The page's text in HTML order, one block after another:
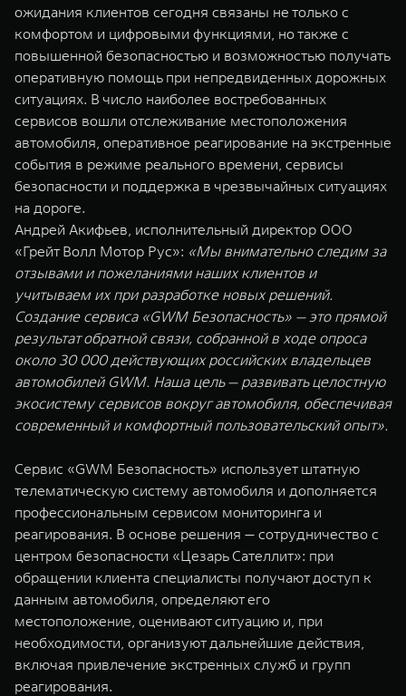
WEY 07
от 6 149 000 ₽
WEY 05
Эстетика
от 5 699
WEY 80
Масштаб возможностей
от 6 449 000 ₽
WEY 80
Масштаб
от 8 099
ожидания клиентов сегодня связаны не только с
комфортом и цифровыми функциями, но также с
повышенной безопасностью и возможностью получать
оперативную помощь при непредвиденных дорожных
ситуациях. В число наиболее востребованных
сервисов вошли отслеживание местоположения
автомобиля, оперативное реагирование на экстренные
события в режиме реального времени, сервисы
безопасности и поддержка в чрезвычайных ситуациях
на дороге.
Андрей Акифьев, исполнительный директор ООО
«Грейт Волл Мотор Рус»: «Мы внимательно следим за
отзывами и пожеланиями наших клиентов и
учитываем их при разработке новых решений.
Создание сервиса «GWM Безопасность» — это прямой
результат обратной связи, собранной в ходе опроса
около 30 000 действующих российских владельцев
автомобилей GWM. Наша цель — развивать целостную
экосистему сервисов вокруг автомобиля, обеспечивая
современный и комфортный пользовательский опыт».
Сервис «GWM Безопасность» использует штатную
телематическую систему автомобиля и дополняется
профессиональным сервисом мониторинга и
реагирования. В основе решения — сотрудничество с
центром безопасности «Цезарь Сателлит»: при
обращении клиента специалисты получают доступ к
данным автомобиля, определяют его
местоположение, оценивают ситуацию и, при
необходимости, организуют дальнейшие действия,
включая привлечение экстренных служб и групп
реагирования.